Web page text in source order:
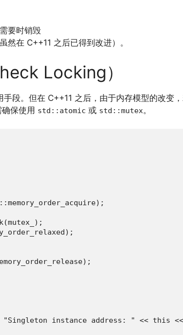
要时销毁
然在 C++11 之后已得到改进）。
Locking）
段。但在 C++11 之后，由于内存模型的改变
保使用 std::atomic 或 std::mutex。
instance address: " << this